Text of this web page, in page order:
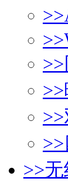
>>
>>
>>
>>
>>
>>
>>